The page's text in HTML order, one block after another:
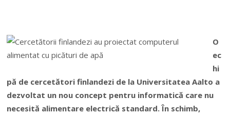
O
ec
hi
pă de cercetători finlandezi de la Universitatea Aalto a
dezvoltat un nou concept pentru informatică care nu
necesită alimentare electrică standard. În schimb,